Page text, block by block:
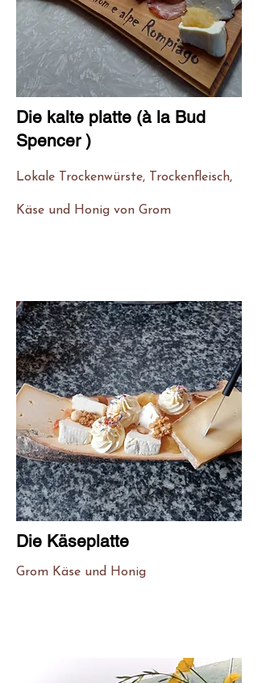
Die kalte platte (à la Bud
Spencer )
Lokale Trockenwürste, Trockenfleisch,
Käse und Honig von Grom
Die Käseplatte
Grom Käse und Honig